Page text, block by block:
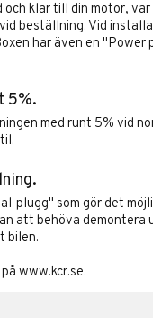
klar till din motor,
beställning. Vid
har även en
5%.
med runt 5% vid
plugg" som gör det
att behöva demontera
bilen.
www.kcr.se.